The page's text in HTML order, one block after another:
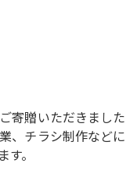
寄贈いただきました
、チラシ制作などに
。